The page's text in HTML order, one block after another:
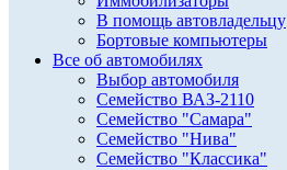
В помощь автовладельцу
Бортовые компьютеры
Все об автомобилях
Выбор автомобиля
Семейство ВАЗ-2110
Семейство "Самара"
Семейство "Нива"
Семейство "Классика"